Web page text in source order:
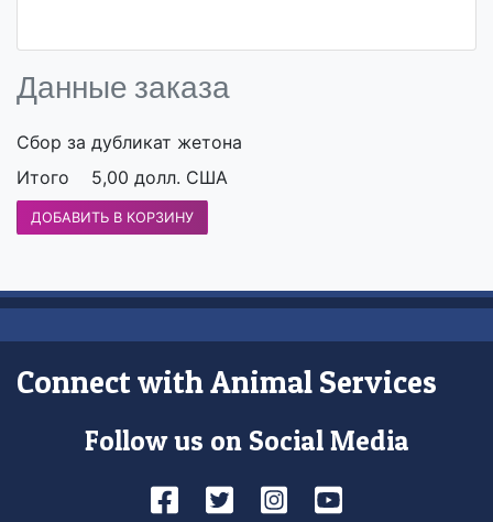
Данные заказа
Сбор за дубликат жетона
Итого
5,00 долл. США
Connect with Animal Services
Follow us on Social Media
Facebook
TwitterInstagram
YouTube